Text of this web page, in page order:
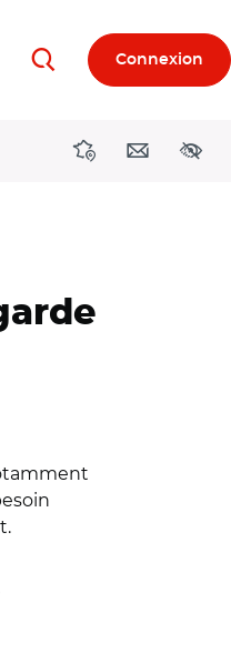
RechercherConnexion
DirectionsContact